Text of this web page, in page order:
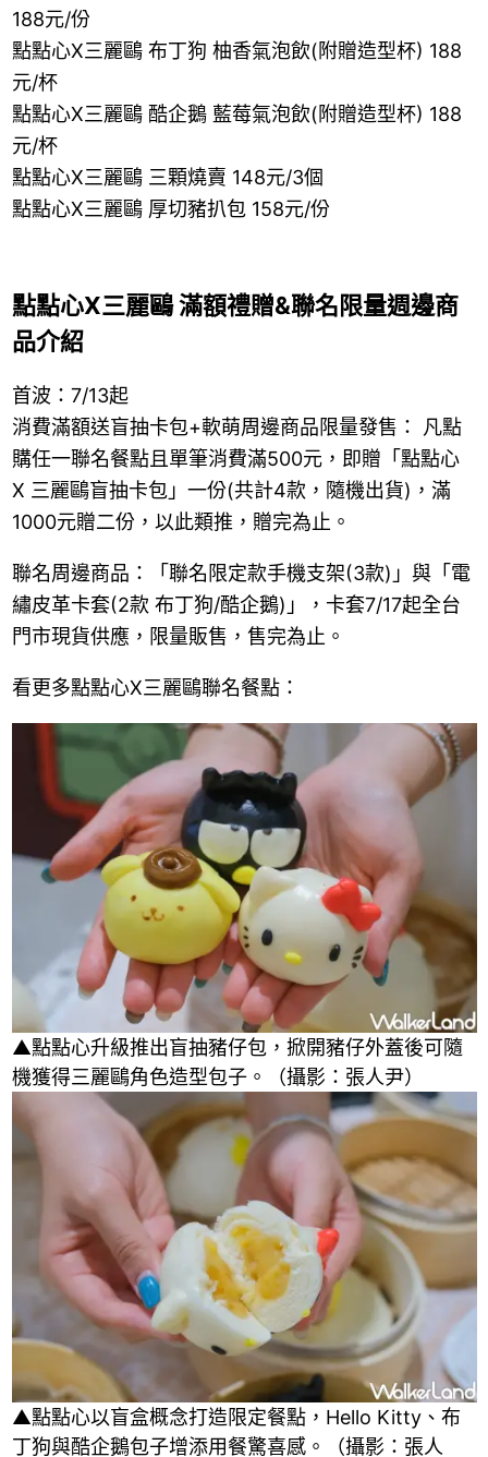
188元/份
點點心X三麗鷗 布丁狗 柚香氣泡飲(附贈造型杯) 188
元/杯
點點心X三麗鷗 酷企鵝 藍莓氣泡飲(附贈造型杯) 188
元/杯
點點心X三麗鷗 三顆燒賣 148元/3個
點點心X三麗鷗 厚切豬扒包 158元/份
點點心X三麗鷗 滿額禮贈&聯名限量週邊商
品介紹
首波：7/13起
消費滿額送盲抽卡包+軟萌周邊商品限量發售： 凡點
購任一聯名餐點且單筆消費滿500元，即贈「點點心
X 三麗鷗盲抽卡包」一份(共計4款，隨機出貨)，滿
1000元贈二份，以此類推，贈完為止。
聯名周邊商品：「聯名限定款手機支架(3款)」與「電
繡皮革卡套(2款 布丁狗/酷企鵝)」，卡套7/17起全台
門市現貨供應，限量販售，售完為止。
看更多點點心X三麗鷗聯名餐點：
▲點點心升級推出盲抽豬仔包，掀開豬仔外蓋後可隨
機獲得三麗鷗角色造型包子。（攝影：張人尹）
▲點點心以盲盒概念打造限定餐點，Hello Kitty、布
丁狗與酷企鵝包子增添用餐驚喜感。（攝影：張人